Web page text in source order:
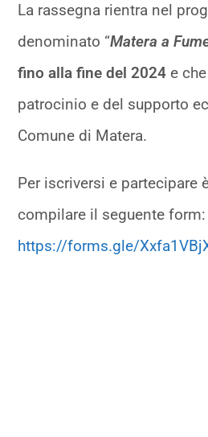
La rassegna rientra nel
denominato “Matera a
fino alla fine del 2024 e
patrocinio e del supporto
Comune di Matera.
Per iscriversi e partecipare
compilare il seguente form:
https://forms.gle/